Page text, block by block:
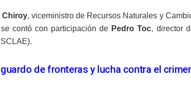
Chiroy, viceministro de Recursos Naturales y
contó con participación de Pedro Toc, director
de fronteras y lucha contra el